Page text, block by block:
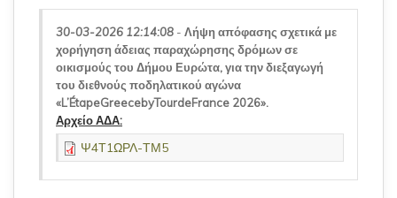
30-03-2026 12:14:08 - Λήψη απόφασης σχετικά με
χορήγηση άδειας παραχώρησης δρόμων σε
οικισμούς του Δήμου Ευρώτα, για την διεξαγωγή
του διεθνούς ποδηλατικού αγώνα
«L’ÉtapeGreecebyTourdeFrance 2026».
Αρχείο ΑΔΑ:
Ψ4Τ1ΩΡΛ-ΤΜ5